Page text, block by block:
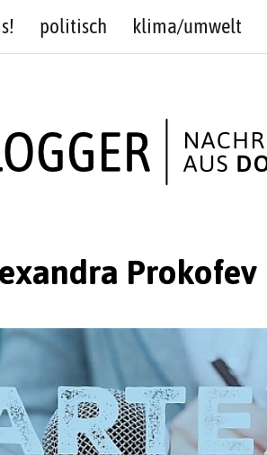
politisch klima/umwelt
Prokofev